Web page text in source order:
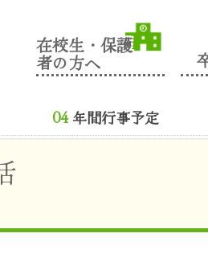
在校生・保護
者の方へ
年間行事予定